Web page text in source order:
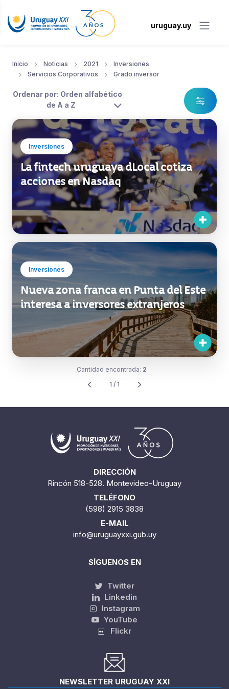
uruguay.uy
Inicio Noticias 2021
Inversiones
Servicios Corporativos
Grado inversor
Ordenar por: Orden alfabético
de A a Z
Inversiones
La fintech uruguaya dLocal cotiza
acciones en Nasdaq
Inversiones
Nueva zona franca en Punta del Este
interesa a inversores extranjeros
Cantidad encontrada: 2
1 / 1
DIRECCIÓN
Rincón 518-528. Montevideo-Uruguay
TELÉFONO
(598) 2915 3838
E-MAIL
info@uruguayxxi.gub.uy
SÍGUENOS EN
Twitter
Linkedin
Instagram
YouTube
Flickr
NEWSLETTER URUGUAY XXI